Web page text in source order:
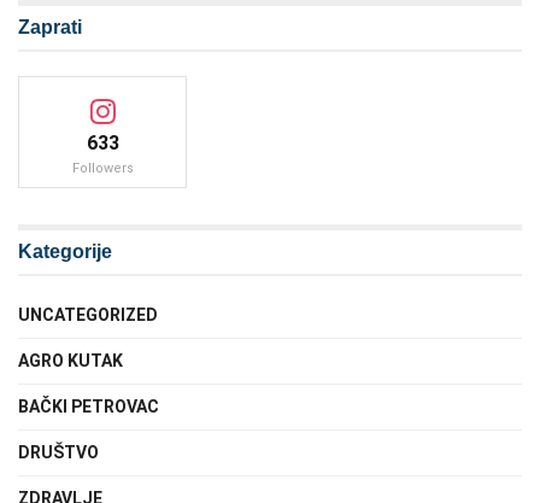
Zaprati
633
Followers
Kategorije
UNCATEGORIZED
AGRO KUTAK
BAČKI PETROVAC
DRUŠTVO
ZDRAVLJE